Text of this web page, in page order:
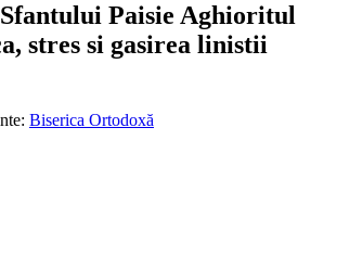
Paisie Aghioritul
stres si gasirea linistii
Biserica Ortodoxă